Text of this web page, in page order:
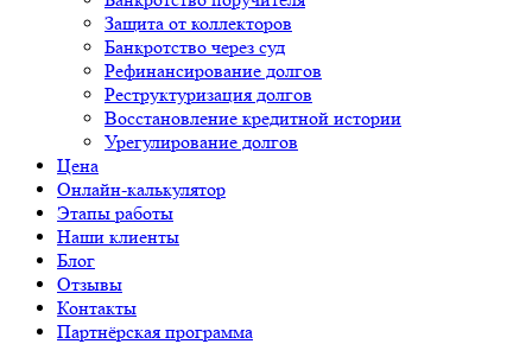
Защита от коллекторов
Банкротство через суд
Рефинансирование долгов
Реструктуризация долгов
Восстановление кредитной истории
Урегулирование долгов
Цена
Онлайн-калькулятор
Этапы работы
Наши клиенты
Блог
Отзывы
Контакты
Партнёрская программа